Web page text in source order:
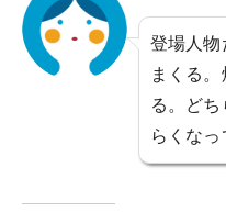
登場人物
まくる
る。ど
らくな